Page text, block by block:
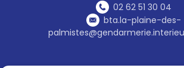
02 62 51 30 04
bta.la-plaine-des-